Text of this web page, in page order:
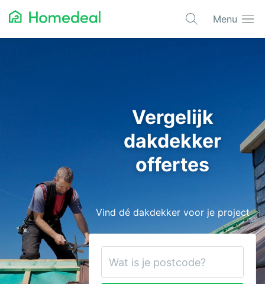
Menu
Isolatie
Kozijnen
Laadpalen
Schilderwerk
Tuinaanleg
Vergelijk
dakdekker
offertes
Vind dé dakdekker voor je project